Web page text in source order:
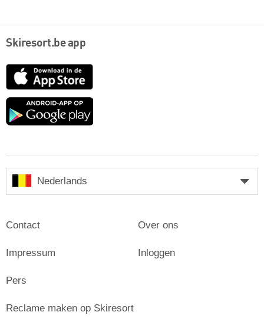
Skiresort.be app
App
Google
Nederlands
Contact
Impressum
Pers
Over ons
Inloggen
Reclame maken op Skiresort